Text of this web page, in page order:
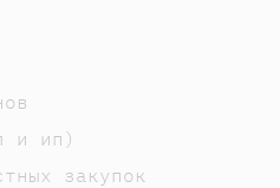
и ип)
закупок